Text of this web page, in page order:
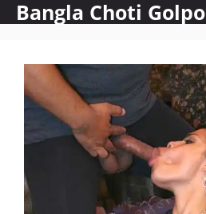
Skip
to
Bangla Choti Golpo